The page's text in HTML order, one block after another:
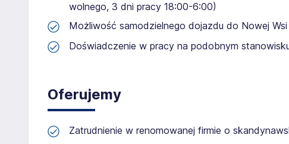
wolnego, 3 dni pracy 18:00-6:00)
Możliwość samodzielnego dojazdu do Nowej Wsi
Doświadczenie w pracy na podobnym
Oferujemy
Zatrudnienie w renomowanej firmie o